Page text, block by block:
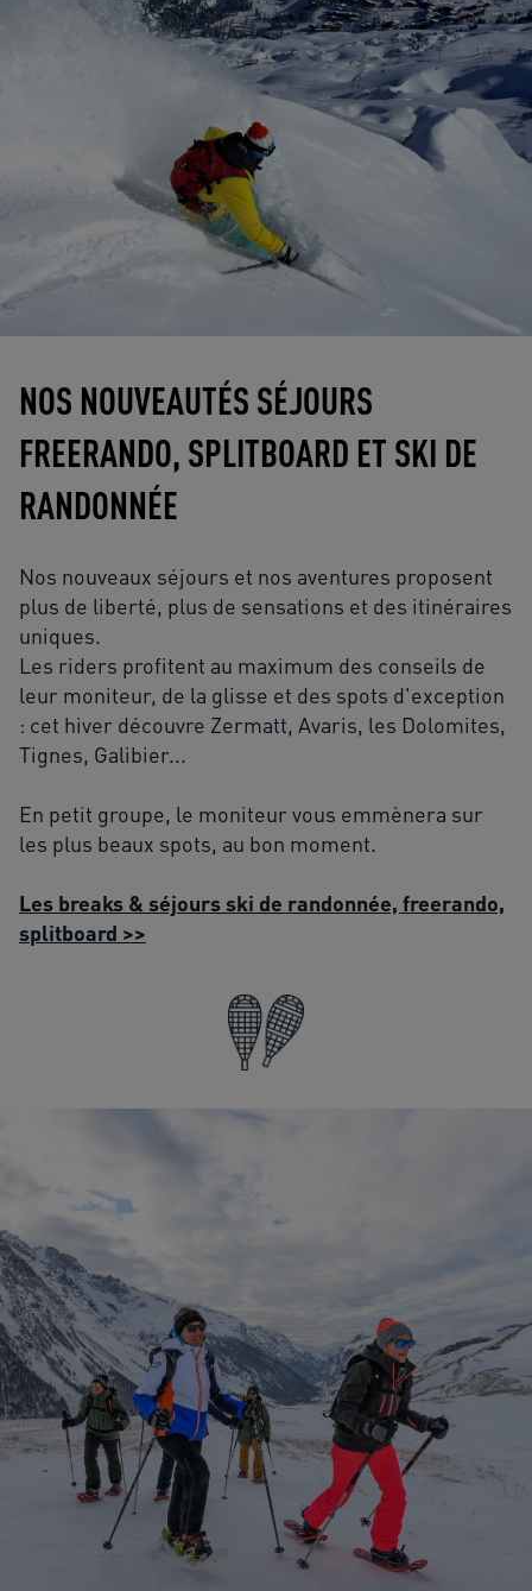
NOS NOUVEAUTÉS SÉJOURS
FREERANDO, SPLITBOARD ET SKI DE
RANDONNÉE
Nos nouveaux séjours et nos aventures proposent
plus de liberté, plus de sensations et des itinéraires
uniques.
Les riders profitent au maximum des conseils de
leur moniteur, de la glisse et des spots d'exception
: cet hiver découvre Zermatt, Avaris, les Dolomites,
Tignes, Galibier...
En petit groupe, le moniteur vous emmènera sur
les plus beaux spots, au bon moment.
Les breaks & séjours ski de randonnée, freerando,
splitboard >>